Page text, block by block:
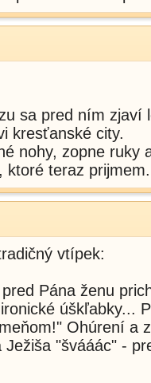
sa pred ním zjaví
kresťanské city.
nohy, zopne ruky
ktoré teraz
vtípek:
Pána ženu
úškľabky...
Ohúrení a
"švááác" -